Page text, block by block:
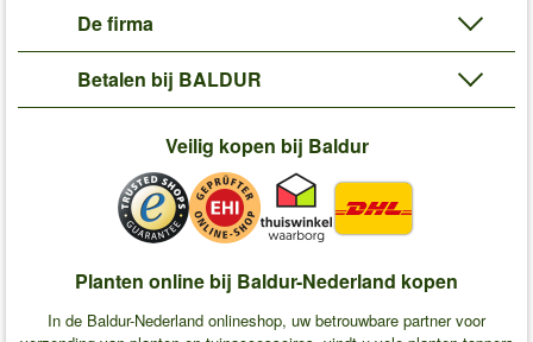
De firma
Betalen bij BALDUR
Veilig kopen bij Baldur
Planten online bij Baldur-Nederland kopen
In de Baldur-Nederland onlineshop, uw betrouwbare partner voor